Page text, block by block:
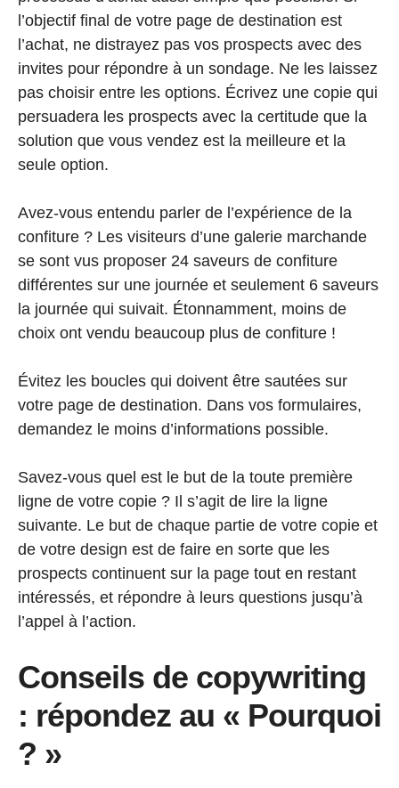
l’objectif final de votre page de destination est
l’achat, ne distrayez pas vos prospects avec des
invites pour répondre à un sondage. Ne les laissez
pas choisir entre les options. Écrivez une copie qui
persuadera les prospects avec la certitude que la
solution que vous vendez est la meilleure et la
seule option.
Avez-vous entendu parler de l’expérience de la
confiture ? Les visiteurs d’une galerie marchande
se sont vus proposer 24 saveurs de confiture
différentes sur une journée et seulement 6 saveurs
la journée qui suivait. Étonnamment, moins de
choix ont vendu beaucoup plus de confiture !
Évitez les boucles qui doivent être sautées sur
votre page de destination. Dans vos formulaires,
demandez le moins d’informations possible.
Savez-vous quel est le but de la toute première
ligne de votre copie ? Il s’agit de lire la ligne
suivante. Le but de chaque partie de votre copie et
de votre design est de faire en sorte que les
prospects continuent sur la page tout en restant
intéressés, et répondre à leurs questions jusqu’à
l’appel à l’action.
Conseils de copywriting
: répondez au « Pourquoi
? »